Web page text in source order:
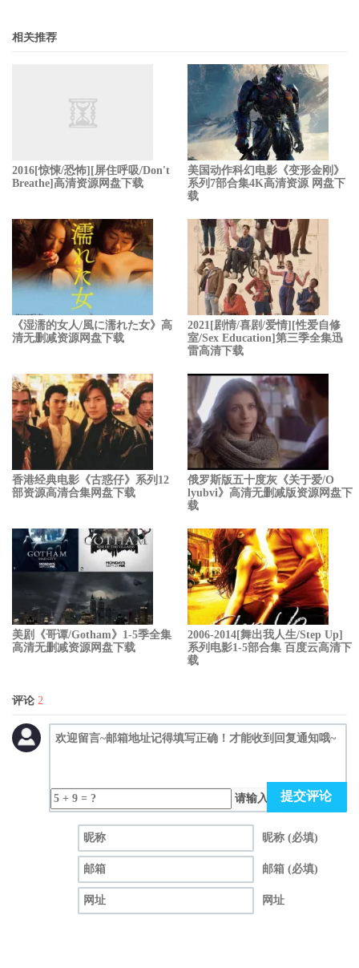
相关推荐
2016[惊悚/恐怖][屏住呼吸/Don't
Breathe]高清资源网盘下载
美国动作科幻电影《变形金刚》
系列7部合集4K高清资源 网盘下
载
《湿濡的女人/風に濡れた女》高
清无删减资源网盘下载
2021[剧情/喜剧/爱情][性爱自修
室/Sex Education]第三季全集迅
雷高清下载
香港经典电影《古惑仔》系列12
部资源高清合集网盘下载
俄罗斯版五十度灰《关于爱/O
lyubvi》高清无删减版资源网盘下
载
美剧《哥谭/Gotham》1-5季全集
高清无删减资源网盘下载
2006-2014[舞出我人生/Step Up]
系列电影1-5部合集 百度云高清下
载
评论 2
请输入（计算结果）
提交评论
昵称 (必填)
邮箱 (必填)
网址